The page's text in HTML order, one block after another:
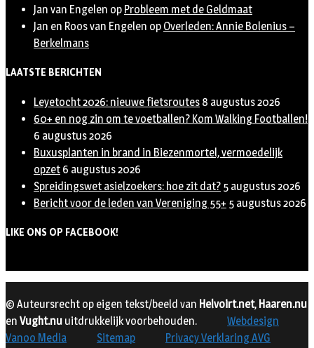
Jan van Engelen op Probleem met de Geldmaat
Jan en Roos van Engelen op Overleden: Annie Bolenius –
Berkelmans
LAATSTE BERICHTEN
Leyetocht 2026: nieuwe fietsroutes 8 augustus 2026
60+ en nog zin om te voetballen? Kom Walking Footballen!
6 augustus 2026
Buxusplanten in brand in Biezenmortel, vermoedelijk
opzet 6 augustus 2026
Spreidingswet asielzoekers: hoe zit dat? 5 augustus 2026
Bericht voor de leden van Vereniging 55+ 5 augustus 2026
LIKE ONS OP FACEBOOK!
© Auteursrecht op eigen tekst/beeld van Helvoirt.net, Haaren.nu
en Vught.nu uitdrukkelijk voorbehouden.
Webdesign
Vanoo Media
Sitemap Privacy Verklaring AVG